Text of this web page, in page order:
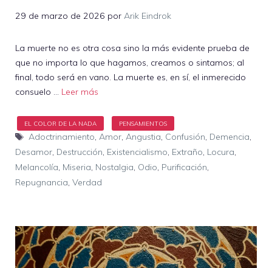
29 de marzo de 2026 por Arik Eindrok
La muerte no es otra cosa sino la más evidente prueba de
que no importa lo que hagamos, creamos o sintamos; al
final, todo será en vano. La muerte es, en sí, el inmerecido
consuelo … Leer más
Etiquetas
Adoctrinamiento Amor, Angustia Confusión Demencia
Desamor Destrucción Existencialismo Extraño Locura
Melancolía Miseria Nostalgia Odio Purificación
Repugnancia Verdad